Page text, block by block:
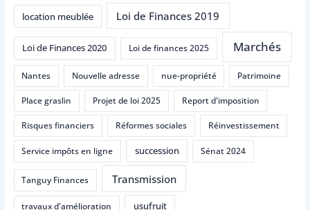
location meublée Loi de Finances 2019
Loi de Finances 2020 Loi de finances 2025 Marchés
Nantes Nouvelle adresse nue-propriété Patrimoine
Place graslin Projet de loi 2025 Report d'imposition
Risques financiers Réformes sociales Réinvestissement
Service impôts en ligne succession Sénat 2024
Tanguy Finances Transmission
travaux d'amélioration usufruit